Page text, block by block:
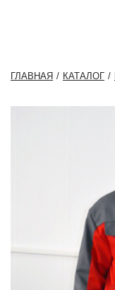
ГЛАВНАЯ КАТАЛОГ